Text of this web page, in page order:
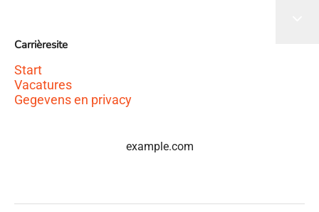
Carrièresite
Start
Vacatures
Gegevens en privacy
example.com